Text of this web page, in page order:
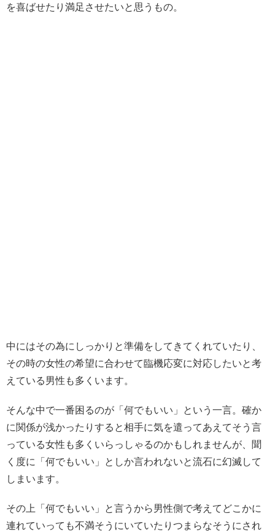
を喜ばせたり満足させたいと思うもの。
中にはその為にしっかりと準備をしてきてくれていたり、
その時の女性の希望に合わせて臨機応変に対応したいと考
えている男性も多くいます。
そんな中で一番困るのが「何でもいい」という一言。確か
に関係が浅かったりすると相手に気を遣ってあえてそう言
っている女性も多くいらっしゃるのかもしれませんが、聞
く度に「何でもいい」としか言われないと流石に幻滅して
しまいます。
その上「何でもいい」と言うから男性側で考えてどこかに
連れていっても不満そうにいていたりつまらなそうにされ